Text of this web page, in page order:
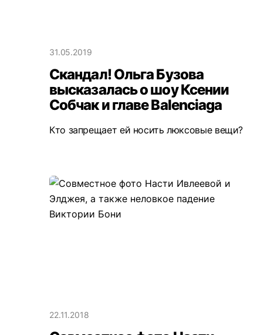
31.05.2019
Скандал! Ольга Бузова
высказалась о шоу Ксении
Собчак и главе Balenciaga
Кто запрещает ей носить люксовые вещи?
22.11.2018